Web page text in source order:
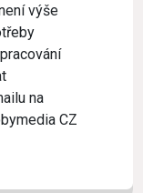
výše
na
CZ